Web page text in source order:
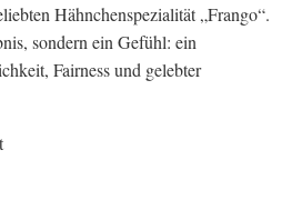
Hähnchenspezialität „Frango“.
sondern ein Gefühl: ein
Fairness und gelebter